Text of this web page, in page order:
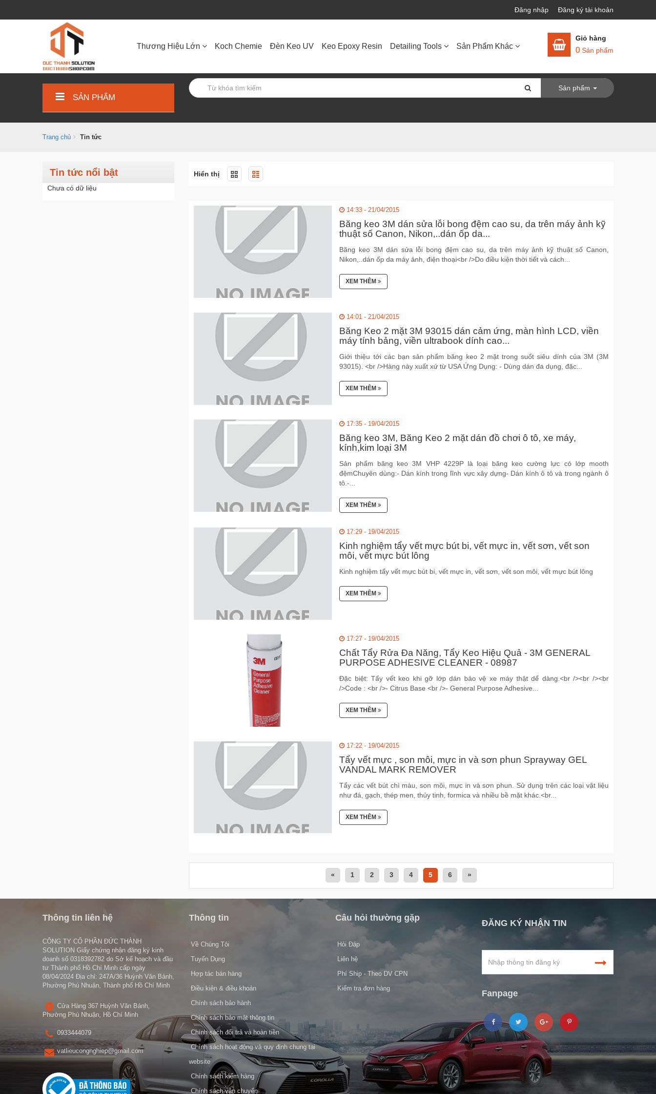
Đăng nhập Đăng ký tài khoản
Thương Hiệu Lớn Koch Chemie Đèn Keo UV Keo Epoxy Resin Detailing Tools Sản Phẩm Khác
Giỏ hàng
0 Sản phẩm
SẢN PHẨM
Sản phẩm
Trang chủ Tin tức
Tin tức nổi bật
Chưa có dữ liệu
Hiển thị
14:33 - 21/04/2015
Băng keo 3M dán sửa lỗi bong đệm cao su, da trên máy ảnh kỹ
thuật số Canon, Nikon,..dán ốp da...
Băng keo 3M dán sửa lỗi bong đệm cao su, da trên máy ảnh kỹ thuật số Canon,
Nikon,..dán ốp da máy ảnh, điện thoại<br />Do điều kiện thời tiết và cách...
XEM THÊM
14:01 - 21/04/2015
Băng Keo 2 mặt 3M 93015 dán cảm ứng, màn hình LCD, viền
máy tính bảng, viền ultrabook dính cao...
Giới thiệu tới các bạn sản phẩm băng keo 2 mặt trong suốt siêu dính của 3M (3M
93015). <br />Hàng này xuất xứ từ USA Ứng Dụng: - Dùng dán đa dụng, đặc...
XEM THÊM
17:35 - 19/04/2015
Băng keo 3M, Băng Keo 2 mặt dán đồ chơi ô tô, xe máy,
kính,kim loại 3M
Sản phẩm băng keo 3M VHP 4229P là loại băng keo cường lực có lớp mooth
đệmChuyên dùng:- Dán kính trong lĩnh vực xây dựng- Dán kính ô tô và trong ngành ô
tô.-...
XEM THÊM
17:29 - 19/04/2015
Kinh nghiệm tẩy vết mực bút bi, vết mực in, vết sơn, vết son
môi, vết mực bút lông
Kinh nghiệm tẩy vết mực bút bi, vết mực in, vết sơn, vết son môi, vết mực bút lông
XEM THÊM
17:27 - 19/04/2015
Chất Tẩy Rửa Đa Năng, Tẩy Keo Hiệu Quả - 3M GENERAL
PURPOSE ADHESIVE CLEANER - 08987
Đặc biệt: Tẩy vết keo khi gỡ lớp dán bảo vệ xe máy thật dể dàng.<br /><br /><br
/>Code : <br />- Citrus Base <br />- General Purpose Adhesive...
XEM THÊM
17:22 - 19/04/2015
Tẩy vết mực , son môi, mực in và sơn phun Sprayway GEL
VANDAL MARK REMOVER
Tẩy các vết bút chì màu, son môi, mực in và sơn phun. Sử dụng trên các loại vật liệu
như đá, gạch, thép men, thủy tinh, formica và nhiều bề mặt khác.<br...
XEM THÊM
« 1 2 3 4 5 6 »
Thông tin liên hệ
CÔNG TY CỔ PHẦN ĐỨC THÀNH
SOLUTION Giấy chứng nhận đăng ký kinh
doanh số 0318392782 do Sở kế hoạch và đầu
tư Thành phố Hồ Chí Minh cấp ngày
08/04/2024 Địa chỉ: 247A/36 Huỳnh Văn Bánh,
Phường Phú Nhuận, Thành phố Hồ Chí Minh
Cửa Hàng 367 Huỳnh Văn Bánh,
Phường Phú Nhuận, Hồ Chí Minh
0933444079
vatlieucongnghiep@gmail.com
Thông tin
Về Chúng Tôi
Tuyển Dụng
Hợp tác bán hàng
Điều kiện & điều khoản
Chính sách bảo hành
Chính sách bảo mật thông tin
Chính sách đổi trả và hoàn tiền
Chính sách hoạt động và quy định chung tại
website
Chính sách kiểm hàng
Chính sách vận chuyển
Câu hỏi thường gặp
Hỏi Đáp
Liên hệ
Phí Ship - Theo DV CPN
Kiểm tra đơn hàng
ĐĂNG KÝ NHẬN TIN
Fanpage